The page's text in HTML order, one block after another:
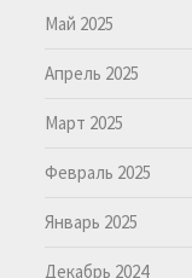
Май 2025
Апрель 2025
Март 2025
Февраль 2025
Январь 2025
Декабрь 2024